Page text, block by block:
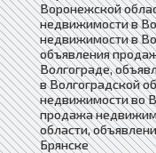
Воронежской
недвижимости в
недвижимости в
объявления
Волгограде,
в Волгоградской
недвижимости во
продажа
области,
Брянске